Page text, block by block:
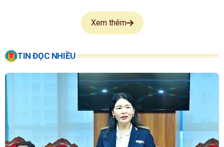
Xem thêm
TIN ĐỌC NHIỀU